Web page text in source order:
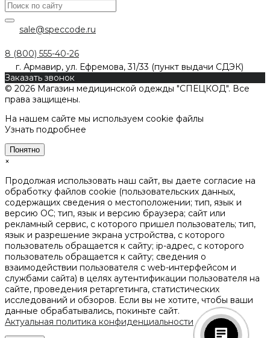
sale@speccode.ru
8 (800) 555-40-26
г. Армавир, ул. Ефремова, 31/33 (пункт выдачи СДЭК)
Заказать звонок
© 2026 Магазин медицинской одежды "СПЕЦКОД". Все
права защищены.
На нашем сайте мы используем cookie файлы
Узнать подробнее
Понятно
×
Продолжая использовать наш сайт, вы даете согласие на
обработку файлов cookie (пользовательских данных,
содержащих сведения о местоположении; тип, язык и
версию ОС; тип, язык и версию браузера; сайт или
рекламный сервис, с которого пришел пользователь; тип,
язык и разрешение экрана устройства, с которого
пользователь обращается к сайту; ip-адрес, с которого
пользователь обращается к сайту; сведения о
взаимодействии пользователя с web-интерфейсом и
службами сайта) в целях аутентификации пользователя на
сайте, проведения ретаргетинга, статистических
исследований и обзоров. Если вы не хотите, чтобы ваши
данные обрабатывались, покиньте сайт.
Актуальная политика конфиденциальности